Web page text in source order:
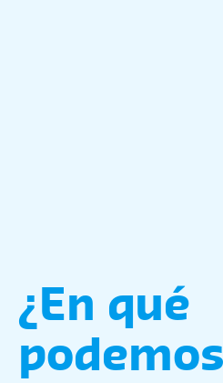
¿En qué
podemos